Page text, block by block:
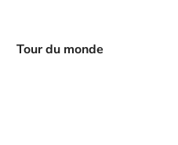
Tour du monde